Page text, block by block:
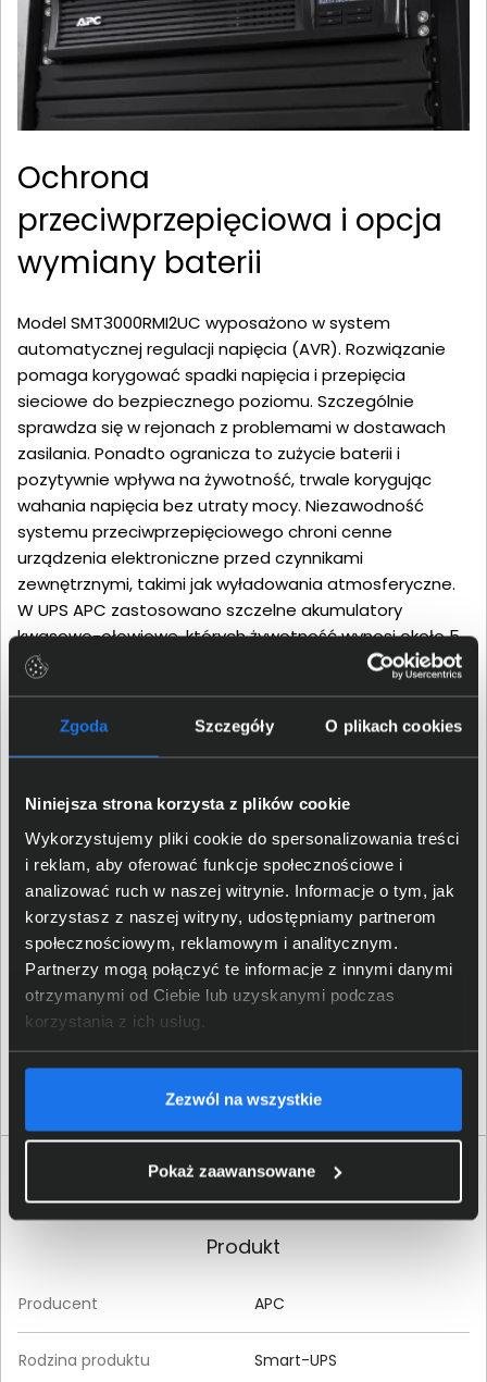
Zgoda Szczegóły O plikach cookies
Niniejsza strona korzysta z plików cookie
Wykorzystujemy pliki cookie do spersonalizowania treści
i reklam, aby oferować funkcje społecznościowe i
analizować ruch w naszej witrynie. Informacje o tym, jak
korzystasz z naszej witryny, udostępniamy partnerom
społecznościowym, reklamowym i analitycznym.
Partnerzy mogą połączyć te informacje z innymi danymi
otrzymanymi od Ciebie lub uzyskanymi podczas
korzystania z ich usług.
Zezwól na wszystkie
Pokaż zaawansowane
Ochrona
przeciwprzepięciowa i opcja
wymiany baterii
Model SMT3000RMI2UC wyposażono w system
automatycznej regulacji napięcia (AVR). Rozwiązanie
pomaga korygować spadki napięcia i przepięcia
sieciowe do bezpiecznego poziomu. Szczególnie
sprawdza się w rejonach z problemami w dostawach
zasilania. Ponadto ogranicza to zużycie baterii i
pozytywnie wpływa na żywotność, trwale korygując
wahania napięcia bez utraty mocy. Niezawodność
systemu przeciwprzepięciowego chroni cenne
urządzenia elektroniczne przed czynnikami
zewnętrznymi, takimi jak wyładowania atmosferyczne.
W UPS APC zastosowano szczelne akumulatory
kwasowo-ołowiowe, których żywotność wynosi około 5
lat. Po tym okresie pojemność akumulatora zaczyna
się z tym drastyczny spadek czasu podtrzymania pracy
urządzania, a także ryzyko awarii. Producent zapewnia
wymienialnym przez użytkownika, który przywraca
wydajność zasilacza UPS do oryginalnych parametrów.
Specyfikacja techniczna APC Smart-UPS 3000
RM SMT3000RMI2UC
Produkt
Producent APC
Rodzina produktu Smart-UPS